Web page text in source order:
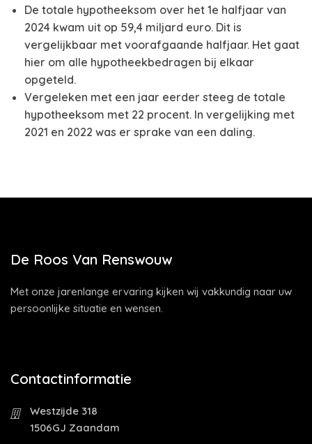
De totale hypotheeksom over het 1e halfjaar van
2024 kwam uit op 59,4 miljard euro. Dit is
vergelijkbaar met voorafgaande halfjaar. Het gaat
hier om alle hypotheekbedragen bij elkaar
opgeteld.
Vergeleken met een jaar eerder steeg de totale
hypotheeksom met 22 procent. In vergelijking met
2021 en 2022 was er sprake van een daling.
De Roos Van Renswouw
Met onze jarenlange ervaring kijken wij vakkundig naar uw
persoonlijke situatie en wensen.
Contactinformatie
Westzijde 318
1506GJ Zaandam